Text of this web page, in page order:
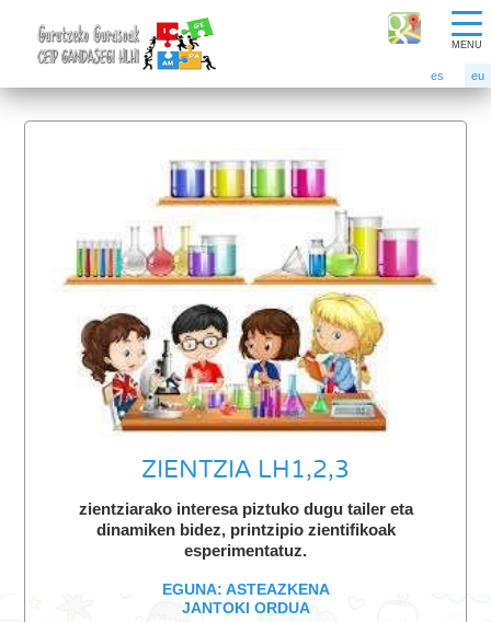
MENU
es eu
ZIENTZIA LH1,2,3
zientziarako interesa piztuko dugu tailer eta
dinamiken bidez, printzipio zientifikoak
esperimentatuz.
EGUNA: ASTEAZKENA
JANTOKI ORDUA